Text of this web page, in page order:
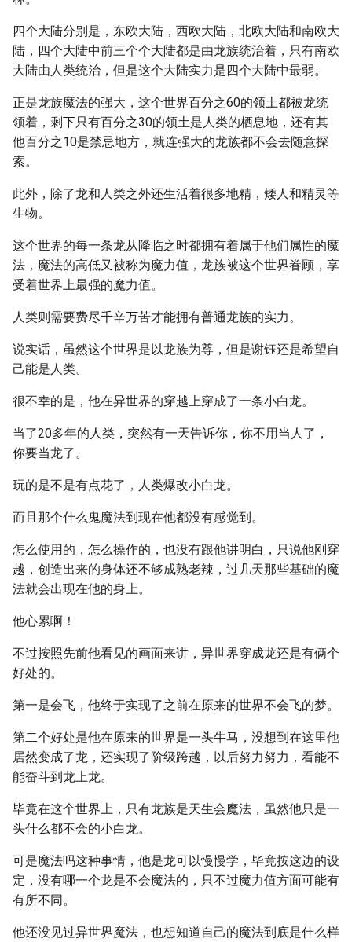
四个大陆分别是，东欧大陆，西欧大陆，北欧大陆和南欧大
陆，四个大陆中前三个个大陆都是由龙族统治着，只有南欧
大陆由人类统治，但是这个大陆实力是四个大陆中最弱。
正是龙族魔法的强大，这个世界百分之60的领土都被龙统
领着，剩下只有百分之30的领土是人类的栖息地，还有其
他百分之10是禁忌地方，就连强大的龙族都不会去随意探
索。
此外，除了龙和人类之外还生活着很多地精，矮人和精灵等
生物。
这个世界的每一条龙从降临之时都拥有着属于他们属性的魔
法，魔法的高低又被称为魔力值，龙族被这个世界眷顾，享
受着世界上最强的魔力值。
人类则需要费尽千辛万苦才能拥有普通龙族的实力。
说实话，虽然这个世界是以龙族为尊，但是谢钰还是希望自
己能是人类。
很不幸的是，他在异世界的穿越上穿成了一条小白龙。
当了20多年的人类，突然有一天告诉你，你不用当人了，
你要当龙了。
玩的是不是有点花了，人类爆改小白龙。
而且那个什么鬼魔法到现在他都没有感觉到。
怎么使用的，怎么操作的，也没有跟他讲明白，只说他刚穿
越，创造出来的身体还不够成熟老辣，过几天那些基础的魔
法就会出现在他的身上。
他心累啊！
不过按照先前他看见的画面来讲，异世界穿成龙还是有俩个
好处的。
第一是会飞，他终于实现了之前在原来的世界不会飞的梦。
第二个好处是他在原来的世界是一头牛马，没想到在这里他
居然变成了龙，还实现了阶级跨越，以后努力努力，看能不
能奋斗到龙上龙。
毕竟在这个世界上，只有龙族是天生会魔法，虽然他只是一
头什么都不会的小白龙。
可是魔法吗这种事情，他是龙可以慢慢学，毕竟按这边的设
定，没有哪一个龙是不会魔法的，只不过魔力值方面可能有
有所不同。
他还没见过异世界魔法，也想知道自己的魔法到底是什么样